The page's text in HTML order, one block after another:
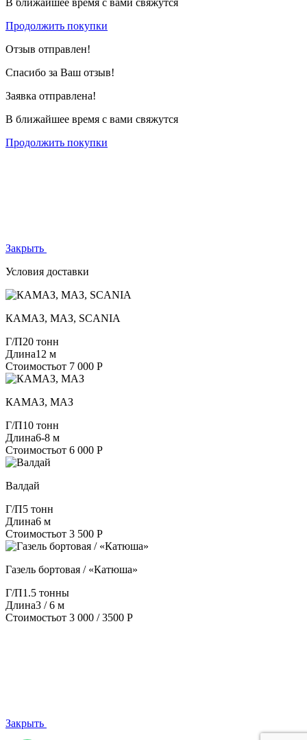
Продолжить покупки
Отзыв отправлен!
Спасибо за Ваш отзыв!
Заявка отправлена!
В ближайшее время с вами свяжутся
Продолжить покупки
Закрыть
Условия доставки
КАМАЗ, МАЗ, SCANIA
Г/П20 тонн
Длина12 м
Стоимостьот 7 000 Р
КАМАЗ, МАЗ
Г/П10 тонн
Длина6-8 м
Стоимостьот 6 000 Р
Валдай
Г/П5 тонн
Длина6 м
Стоимостьот 3 500 Р
Газель бортовая / «Катюша»
Г/П1.5 тонны
Длина3 / 6 м
Стоимостьот 3 000 / 3500 Р
Закрыть